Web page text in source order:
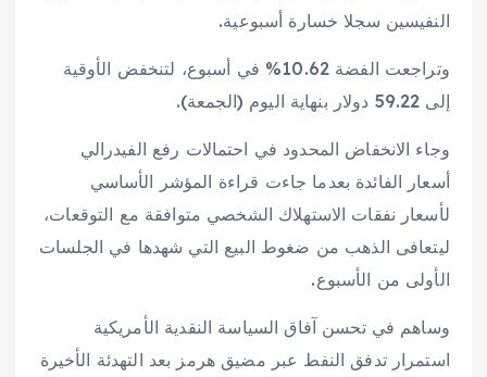
النفيسين سجلا خسارة أسبوعية.
وتراجعت الفضة 10.62% في أسبوع، لتنخفض الأوقية
إلى 59.22 دولار بنهاية اليوم (الجمعة).
وجاء الانخفاض المحدود في احتمالات رفع الفيدرالي
أسعار الفائدة بعدما جاءت قراءة المؤشر الأساسي
لأسعار نفقات الاستهلاك الشخصي متوافقة مع التوقعات،
ليتعافى الذهب من ضغوط البيع التي شهدها في الجلسات
الأولى من الأسبوع.
وساهم في تحسن آفاق السياسة النقدية الأمريكية
استمرار تدفق النفط عبر مضيق هرمز بعد التهدئة الأخيرة